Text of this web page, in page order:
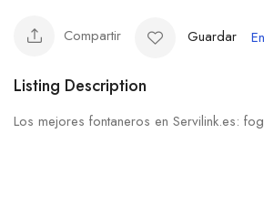
Compartir Guardar
Listing Description
Los mejores fontaneros en Servilink.es: